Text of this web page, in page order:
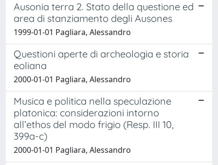
Ausonia terra 2. Stato della questione ed
area di stanziamento degli Ausones
1999-01-01 Pagliara, Alessandro
Questioni aperte di archeologia e storia
eoliana
2000-01-01 Pagliara, Alessandro
Musica e politica nella speculazione
platonica: considerazioni intorno
all’ethos del modo frigio (Resp. III 10,
399a-c)
2000-01-01 Pagliara, Alessandro